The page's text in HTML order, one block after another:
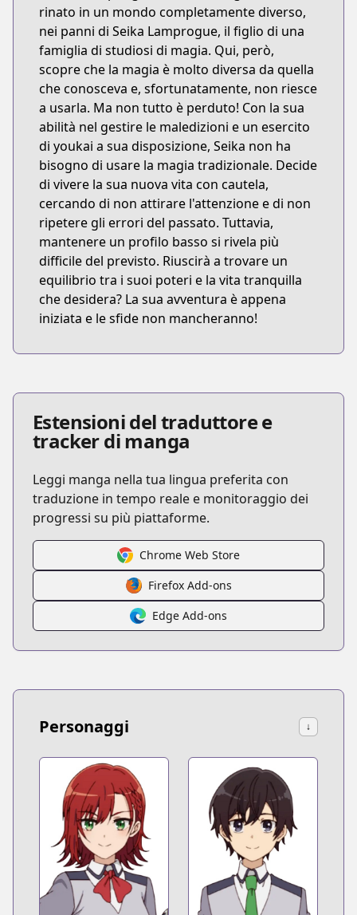
rinato in un mondo completamente diverso,
nei panni di Seika Lamprogue, il figlio di una
famiglia di studiosi di magia. Qui, però,
scopre che la magia è molto diversa da quella
che conosceva e, sfortunatamente, non riesce
a usarla. Ma non tutto è perduto! Con la sua
abilità nel gestire le maledizioni e un esercito
di youkai a sua disposizione, Seika non ha
bisogno di usare la magia tradizionale. Decide
di vivere la sua nuova vita con cautela,
cercando di non attirare l'attenzione e di non
ripetere gli errori del passato. Tuttavia,
mantenere un profilo basso si rivela più
difficile del previsto. Riuscirà a trovare un
equilibrio tra i suoi poteri e la vita tranquilla
che desidera? La sua avventura è appena
iniziata e le sfide non mancheranno!
Estensioni del traduttore e
tracker di manga
Leggi manga nella tua lingua preferita con
traduzione in tempo reale e monitoraggio dei
progressi su più piattaforme.
Chrome Web Store
Firefox Add-ons
Edge Add-ons
Personaggi ↓